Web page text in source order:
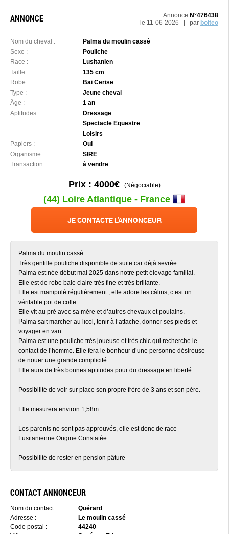
ANNONCE Annonce N°476438
le 11-06-2026 | par bolteo
Nom du cheval :
Palma du moulin cassé
Sexe :
Pouliche
Race :
Lusitanien
Taille :
135 cm
Robe :
Bai Cerise
Type :
Jeune cheval
Âge :
1 an
Aptitudes :
Dressage
Spectacle Equestre
Loisirs
Papiers :
Oui
Organisme :
SIRE
Transaction :
à vendre
Prix : 4000€(Négociable)
(44) Loire Atlantique - France
JE CONTACTE L'ANNONCEUR
Palma du moulin cassé
Très gentille pouliche disponible de suite car déjà sevrée.
Palma est née début mai 2025 dans notre petit élevage familial.
Elle est de robe baie claire très fine et très brillante.
Elle est manipulé régulièrement , elle adore les câlins, c’est un
véritable pot de colle.
Elle vit au pré avec sa mère et d’autres chevaux et poulains.
Palma sait marcher au licol, tenir à l’attache, donner ses pieds et
voyager en van.
Palma est une pouliche très joueuse et très chic qui recherche le
contact de l’homme. Elle fera le bonheur d’une personne désireuse
de nouer une grande complicité.
Elle aura de très bonnes aptitudes pour du dressage en liberté.
Possibilité de voir sur place son propre frère de 3 ans et son père.
Elle mesurera environ 1,58m
Les parents ne sont pas approuvés, elle est donc de race
Lusitanienne Origine Constatée
Possibilité de rester en pension pâture
CONTACT ANNONCEUR
Nom du contact :
Quérard
Adresse :
Le moulin cassé
Code postal :
44240